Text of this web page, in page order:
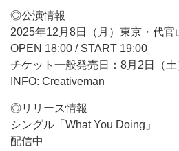
◎公演情報
2025年12月8日（月）東京・代官
OPEN 18:00 / START 19:00
チケット一般発売日：8月2日（土
INFO: Creativeman
◎リリース情報
シングル「What You Doing」
配信中